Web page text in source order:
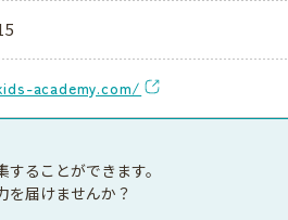
academy.com/
ることができます。
を届けませんか？